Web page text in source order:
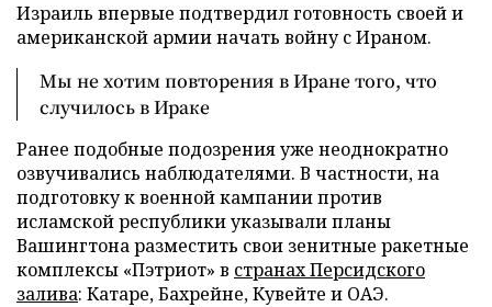
Израиль впервые подтвердил готовность своей и
американской армии начать войну с Ираном.
Мы не хотим повторения в Иране того, что
случилось в Ираке
Ранее подобные подозрения уже неоднократно
озвучивались наблюдателями. В частности, на
подготовку к военной кампании против
исламской республики указывали планы
Вашингтона разместить свои зенитные ракетные
комплексы «Пэтриот» в странах Персидского
залива: Катаре, Бахрейне, Кувейте и ОАЭ.